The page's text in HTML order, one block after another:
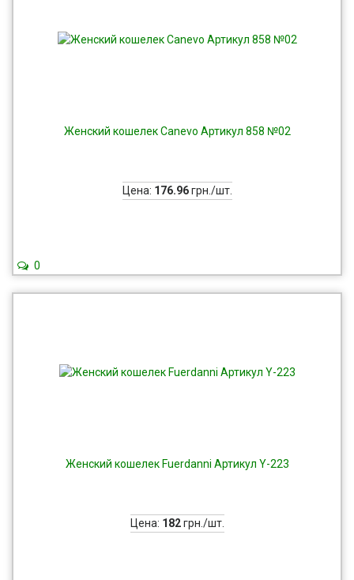
Женский кошелек Canevo Артикул 858 №02
Цена: 176.96грн./шт.
0
Женский кошелек Fuerdanni Артикул Y-223
Цена: 182грн./шт.